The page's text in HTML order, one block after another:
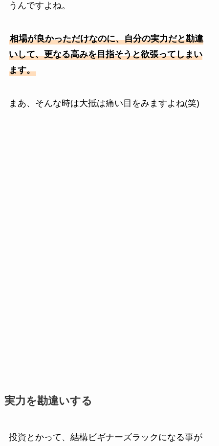
うんですよね。
相場が良かっただけなのに、自分の実力だと勘違
いして、更なる高みを目指そうと欲張ってしまい
ます。
まあ、そんな時は大抵は痛い目をみますよね(笑)
実力を勘違いする
投資とかって、結構ビギナーズラックになる事が